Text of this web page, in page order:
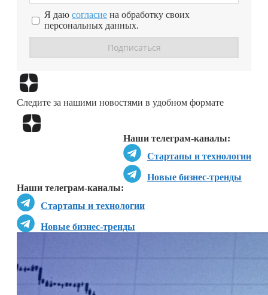
Я даю согласие на обработку своих
персональных данных.
Следите за нашими новостями в удобном формате
Наши телеграм-каналы:
Стартапы и технологии
Новые бизнес-тренды
Наши телеграм-каналы:
Стартапы и технологии
Новые бизнес-тренды